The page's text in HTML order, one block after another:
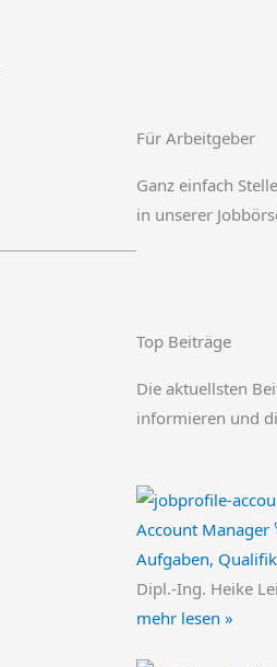
Für Arbeitgeber
Ganz einfach
in unserer
Top Beiträge
Die aktuellsten
informieren und
Account Manager
Aufgaben,
Dipl.-Ing. Heike
mehr lesen »